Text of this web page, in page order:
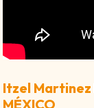
Itzel Martinez
MÉXICO